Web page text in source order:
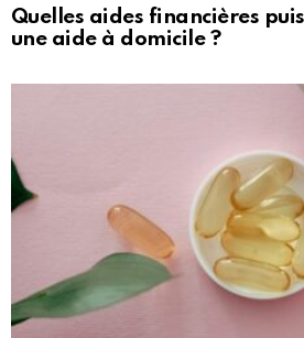
Quelles aides financières
une aide à domicile ?